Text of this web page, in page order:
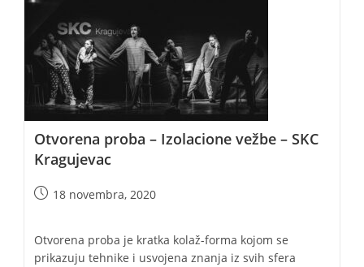
Otvorena proba – Izolacione vežbe – SKC
Kragujevac
Post18 novembra, 2020
Otvorena proba je kratka kolaž-forma kojom se
prikazuju tehnike i usvojena znanja iz svih sfera